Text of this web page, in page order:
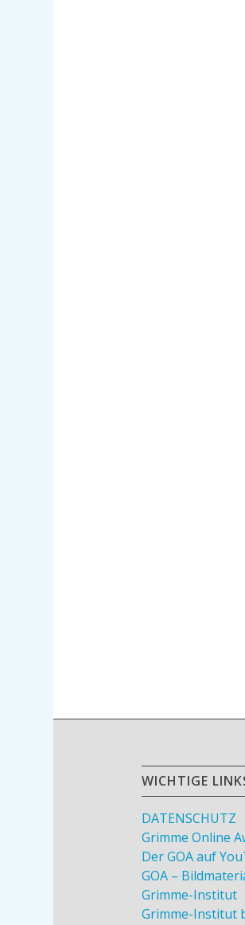
WICHTIGE
DATENSCHUTZ
Grimme Online
Der GOA auf
GOA –
Grimme-Institut
Grimme-Institut